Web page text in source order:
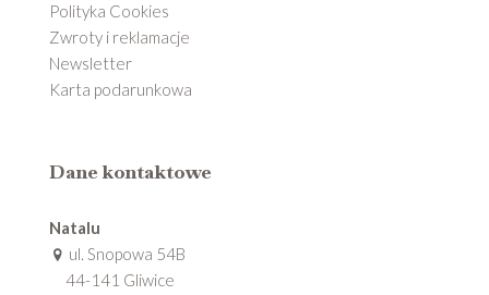
Polityka Cookies
Zwroty i reklamacje
Newsletter
Karta podarunkowa
Dane kontaktowe
Natalu
ul. Snopowa 54B
44-141 Gliwice